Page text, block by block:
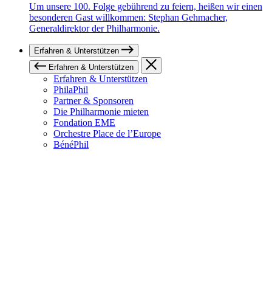
Um unsere 100. Folge gebührend zu feiern, heißen wir einen
besonderen Gast willkommen: Stephan Gehmacher,
Generaldirektor der Philharmonie.
Erfahren & Unterstützen
Erfahren & Unterstützen
Erfahren & Unterstützen
PhilaPhil
Partner & Sponsoren
Die Philharmonie mieten
Fondation EME
Orchestre Place de l’Europe
BénéPhil